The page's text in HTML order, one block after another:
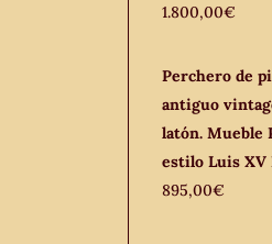
1.800,00€
Perchero de
antiguo
latón. Mueble
estilo Luis XV
895,00€